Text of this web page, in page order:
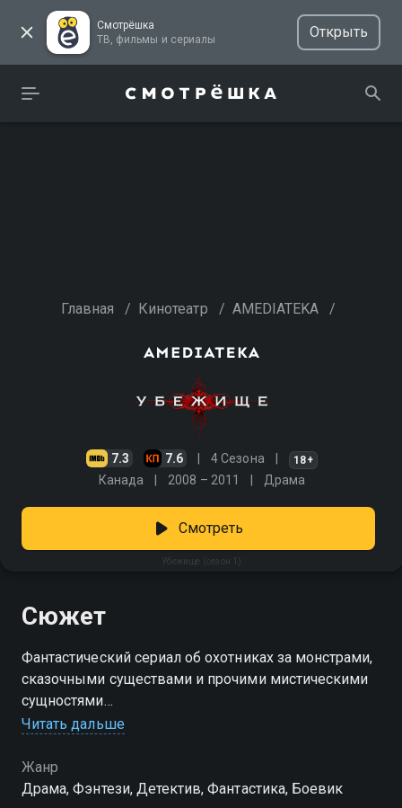
Смотрёшка
ТВ, фильмы и сериалы
Открыть
Главная / Кинотеатр / AMEDIATEKA /
7.3 7.6 4 Сезона 18+
Канада 2008 – 2011 Драма
Убежище (сезон 1)
Смотреть
Сюжет
Фантастический сериал об охотниках за монстрами,
сказочными существами и прочими мистическими
сущностями
можете совершенно бесплатно в хорошем HD
качестве на Смотрёшке
Читать дальше
Жанр
Драма, Фэнтези, Детектив, Фантастика, Боевик